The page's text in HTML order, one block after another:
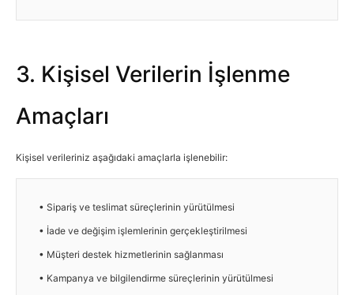
3. Kişisel Verilerin İşlenme
Amaçları
Kişisel verileriniz aşağıdaki amaçlarla işlenebilir:
• Sipariş ve teslimat süreçlerinin yürütülmesi
• İade ve değişim işlemlerinin gerçekleştirilmesi
• Müşteri destek hizmetlerinin sağlanması
• Kampanya ve bilgilendirme süreçlerinin yürütülmesi